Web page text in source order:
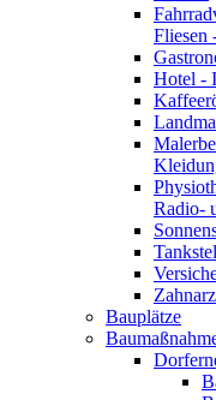
Fliesen
Hotel -
Radio-
Bauplätze